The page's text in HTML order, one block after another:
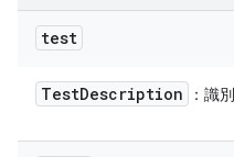
test
TestDescription ：識